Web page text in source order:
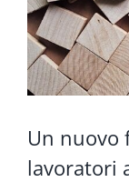
Un nuovo
lavoratori